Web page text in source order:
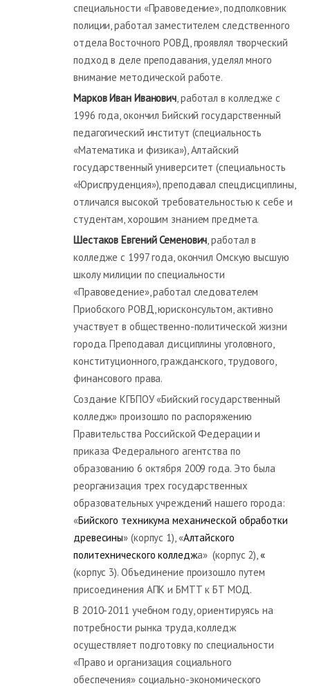
специальности «Правоведение», подполковник
полиции, работал заместителем следственного
отдела Восточного РОВД, проявлял творческий
подход в деле преподавания, уделял много
внимание методической работе.
Марков Иван Иванович , работал в колледже с
1996 года, окончил Бийский государственный
педагогический институт (специальность
«Математика и физика»), Алтайский
государственный университет (специальность
«Юриспруденция»), преподавал спецдисциплины,
отличался высокой требовательностью к себе и
студентам, хорошим знанием предмета.
Шестаков Евгений Семенович , работал в
колледже с 1997 года, окончил Омскую высшую
школу милиции по специальности
«Правоведение», работал следователем
Приобского РОВД, юрисконсультом, активно
участвует в общественно-политической жизни
города. Преподавал дисциплины уголовного,
конституционного, гражданского, трудового,
финансового права.
Создание КГБПОУ «Бийский государственный
колледж» произошло по распоряжению
Правительства Российской Федерации и
приказа Федерального агентства по
образованию 6 октября 2009 года. Это была
реорганизация трех государственных
образовательных учреждений нашего города:
«Бийского техникума механической обработки
древесины» (корпус 1), «Алтайского
политехнического колледжа» (корпус 2) ,«
(корпус 3). Объединение произошло путем
присоединения АПК и БМТТ к БТ МОД.
В 2010-2011 учебном году, ориентируясь на
потребности рынка труда, колледж
осуществляет подготовку по специальности
«Право и организация социального
обеспечения» социально-экономического